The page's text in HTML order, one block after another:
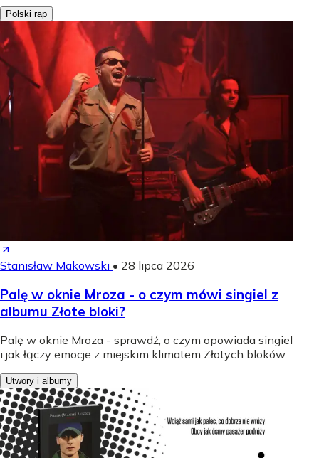
Polski rap
Stanisław Makowski • 28 lipca 2026
Palę w oknie Mroza - o czym mówi singiel z
albumu Złote bloki?
Palę w oknie Mroza - sprawdź, o czym opowiada singiel
i jak łączy emocje z miejskim klimatem Złotych bloków.
Utwory i albumy